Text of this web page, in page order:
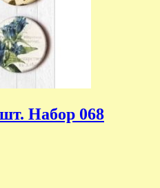
Набор 068